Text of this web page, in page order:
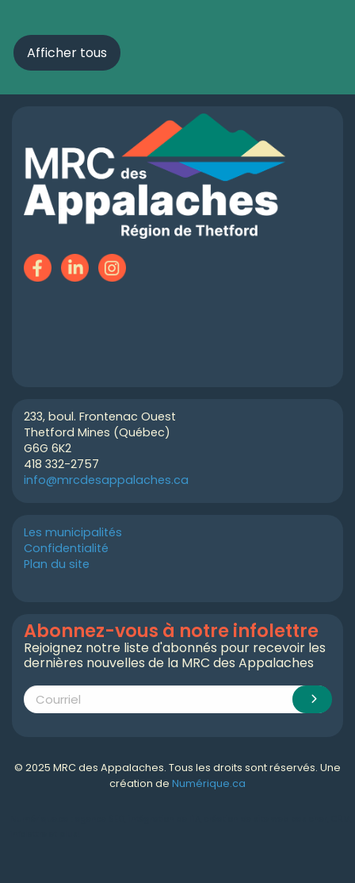
Afficher tous
233, boul. Frontenac Ouest
Thetford Mines (Québec)
G6G 6K2
418 332-2757
info@mrcdesappalaches.ca
Les municipalités
Confidentialité
Plan du site
Abonnez-vous à notre infolettre
Rejoignez notre liste d'abonnés pour recevoir les
dernières nouvelles de la MRC des Appalaches
© 2025 MRC des Appalaches. Tous les droits sont réservés. Une
création de Numérique.ca